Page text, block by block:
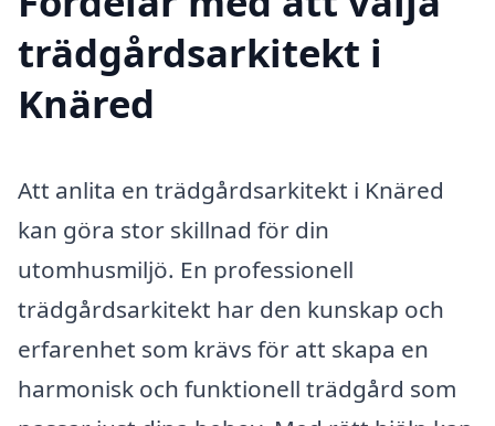
trädgårdsarkitekt i
Knäred
Att anlita en trädgårdsarkitekt i Knäred
kan göra stor skillnad för din
utomhusmiljö. En professionell
trädgårdsarkitekt har den kunskap och
erfarenhet som krävs för att skapa en
harmonisk och funktionell trädgård som